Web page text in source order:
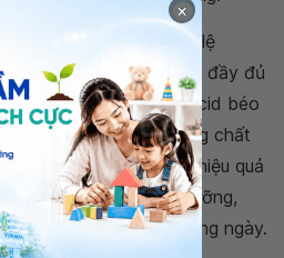
cần phải cân bằng tỷ lệ
chất béo, đồng thời có đầy đủ
quan trọng bao gồm acid béo
B12 và các khoáng chất
viên y tế sẽ tư vấn hiệu quả
chế độ ăn và dinh dưỡng,
ăn mẫu cụ thể cho từng ngày.
×